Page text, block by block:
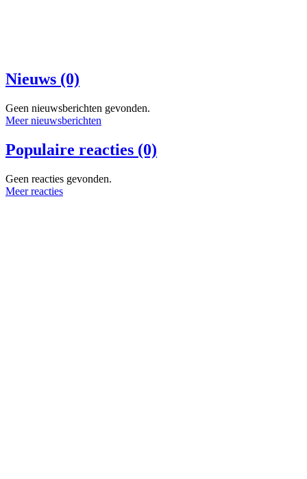
Nieuws (0)
Geen nieuwsberichten gevonden.
Meer nieuwsberichten
Populaire reacties (0)
Geen reacties gevonden.
Meer reacties